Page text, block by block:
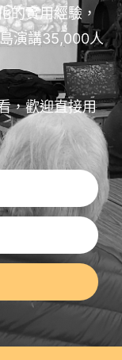
的實用經驗，
演講35,000人
，歡迎直接用